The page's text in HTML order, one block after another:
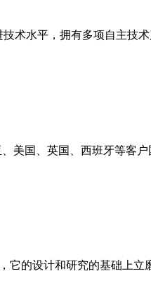
术水平，拥有多项自主
美国、英国、西班牙等客
它的设计和研究的基础上